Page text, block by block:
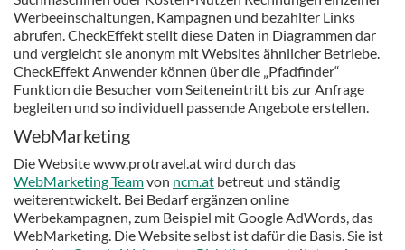
Werbeeinschaltungen, Kampagnen und bezahlter Links
abrufen. CheckEffekt stellt diese Daten in Diagrammen dar
und vergleicht sie anonym mit Websites ähnlicher Betriebe.
CheckEffekt Anwender können über die „Pfadfinder“
Funktion die Besucher vom Seiteneintritt bis zur Anfrage
begleiten und so individuell passende Angebote erstellen.
WebMarketing
Die Website www.protravel.at wird durch das
WebMarketing Teamvon ncm.at betreut und ständig
weiterentwickelt. Bei Bedarf ergänzen online
Werbekampagnen, zum Beispiel mit Google AdWords, das
WebMarketing. Die Website selbst ist dafür die Basis. Sie ist